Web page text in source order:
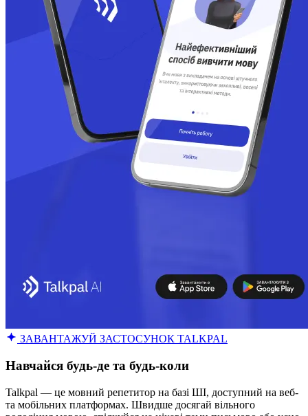
ЗАВАНТАЖУЙ ЗАСТОСУНОК TALKPAL
Навчайся будь-де та будь-коли
Talkpal — це мовний репетитор на базі ШІ, доступний на веб-
та мобільних платформах. Швидше досягай вільного